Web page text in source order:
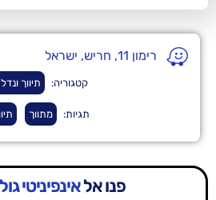
אל אינפיניטי גולד נכסים